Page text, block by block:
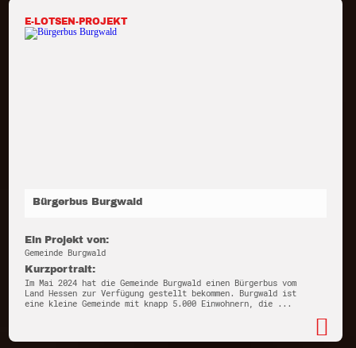
E-LOTSEN-PROJEKT
Bürgerbus Burgwald
Ein Projekt von:
Gemeinde Burgwald
Kurzportrait:
Im Mai 2024 hat die Gemeinde Burgwald einen Bürgerbus vom
Land Hessen zur Verfügung gestellt bekommen. Burgwald ist
eine kleine Gemeinde mit knapp 5.000 Einwohnern, die ...